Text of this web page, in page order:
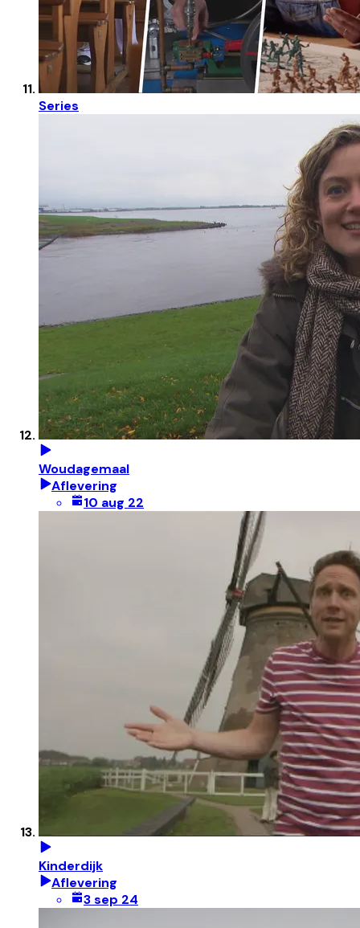
Series
Woudagemaal
Aflevering
10 aug 22
Kinderdijk
Aflevering
3 sep 24